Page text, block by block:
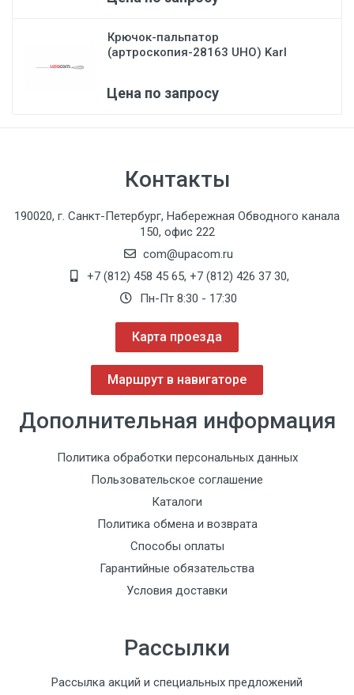
Крючок-пальпатор
(артроскопия-28163 UHO) Karl
Цена по запросу
Контакты
190020, г. Санкт-Петербург, Набережная Обводного канала
150, офис 222
com@upacom.ru
+7 (812) 458 45 65, +7 (812) 426 37 30,
Пн-Пт 8:30 - 17:30
Карта проезда
Маршрут в навигаторе
Дополнительная информация
Политика обработки персональных данных
Пользовательское соглашение
Каталоги
Политика обмена и возврата
Способы оплаты
Гарантийные обязательства
Условия доставки
Рассылки
Рассылка акций и специальных предложений